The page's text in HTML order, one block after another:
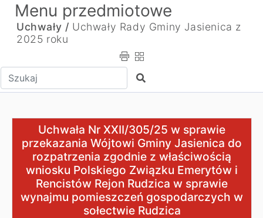
Menu przedmiotowe
Uchwały / Uchwały Rady Gminy Jasienica z
2025 roku
Wpisz tekst do wyszukania Szukaj
Uchwała Nr XXII/305/25 w sprawie przekazania
Uchwała Nr XXII/305/25 w sprawie
przekazania Wójtowi Gminy Jasienica do
rozpatrzenia zgodnie z właściwością
wniosku Polskiego Związku Emerytów i
Rencistów Rejon Rudzica w sprawie
wynajmu pomieszczeń gospodarczych w
sołectwie Rudzica